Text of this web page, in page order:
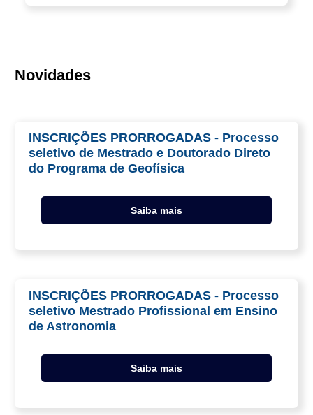
Novidades
INSCRIÇÕES PRORROGADAS - Processo
seletivo de Mestrado e Doutorado Direto
do Programa de Geofísica
Saiba mais
INSCRIÇÕES PRORROGADAS - Processo
seletivo Mestrado Profissional em Ensino
de Astronomia
Saiba mais